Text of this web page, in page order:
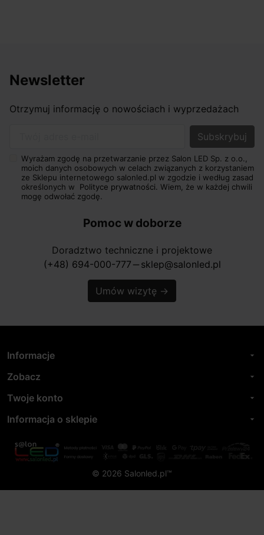
Newsletter
Otrzymuj informację o nowościach i wyprzedażach
Wyrażam zgodę na przetwarzanie przez Salon LED Sp. z o.o.,
moich danych osobowych w celach związanych z korzystaniem
ze Sklepu internetowego salonled.pl w zgodzie i według zasad
określonych w Polityce prywatności. Wiem, że w każdej chwili
mogę odwołać zgodę.
Pomoc w doborze
Doradztwo techniczne i projektowe
(+48) 694-000-777 horizontal_rule sklep@salonled.pl
Umów wizytę →
Informacje arrow_drop_down
Zobacz arrow_drop_down
Twoje konto arrow_drop_down
Informacja o sklepie arrow_drop_down
© 2026 Salonled.pl™